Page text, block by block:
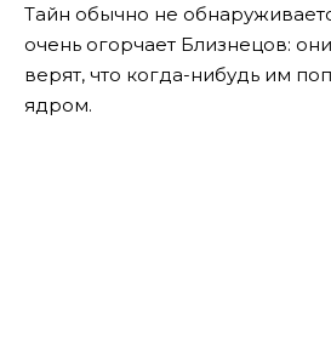
Тайн обычно не
очень огорчает Близнецов:
верят, что когда-нибудь им
ядром.